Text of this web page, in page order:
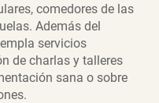
comedores de las
Además del
servicios
de charlas y talleres
sana o sobre